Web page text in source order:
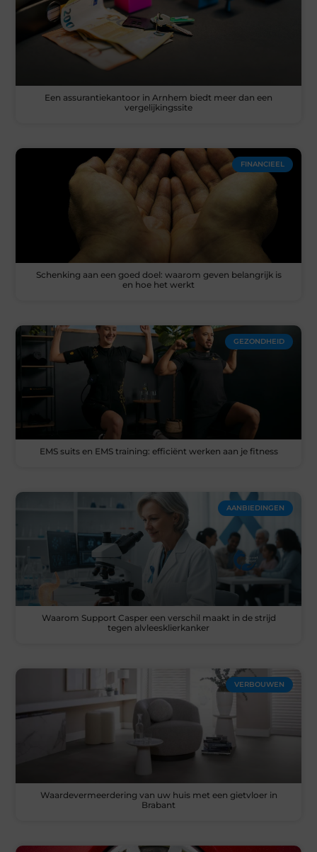
Een assurantiekantoor in Arnhem biedt meer dan een
vergelijkingssite
FINANCIEEL
Schenking aan een goed doel: waarom geven belangrijk is
en hoe het werkt
GEZONDHEID
EMS suits en EMS training: efficiënt werken aan je fitness
AANBIEDINGEN
Waarom Support Casper een verschil maakt in de strijd
tegen alvleesklierkanker
VERBOUWEN
Waardevermeerdering van uw huis met een gietvloer in
Brabant